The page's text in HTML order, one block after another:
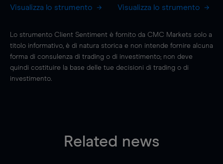
Visualizza lo strumento Visualizza lo strumento
Lo strumento Client Sentiment è fornito da CMC Markets solo a
titolo informativo, è di natura storica e non intende fornire alcuna
forma di consulenza di trading o di investimento; non deve
quindi costituire la base delle tue decisioni di trading o di
investimento.
Related news